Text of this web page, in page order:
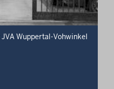
JVA Wuppertal-Vohwinkel